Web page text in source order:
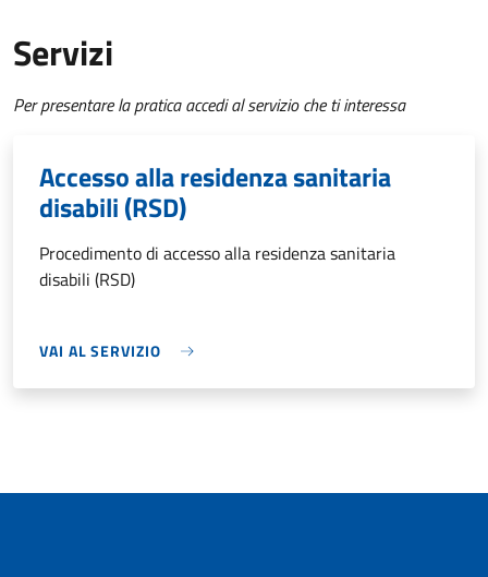
Servizi
Per presentare la pratica accedi al servizio che ti interessa
Accesso alla residenza sanitaria
disabili (RSD)
Procedimento di accesso alla residenza sanitaria
disabili (RSD)
VAI AL SERVIZIO